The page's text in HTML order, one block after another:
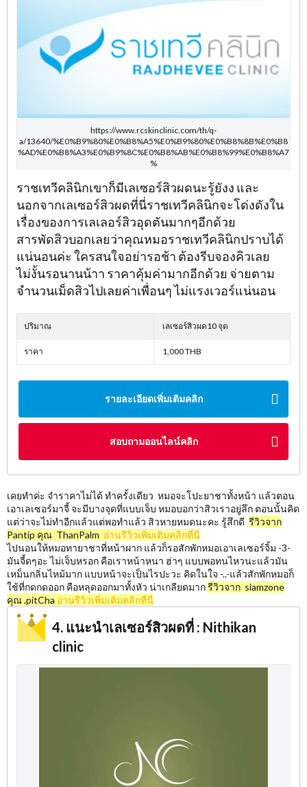
https://www.rcskinclinic.com/th/q-
a/13640/%E0%B9%80%E0%B8%A5%E0%B9%80%E0%B8%8B%E0%B8
%AD%E0%B8%A3%E0%B9%8C%E0%B8%AB%E0%B8%99%E0%B8%A7
%
ราชเทวีคลินิกเขาก็มีเลเซอร์สิวผดนะรู้ยังง และ
นอกจากเลเซอร์สิวผดที่นี่ราชเทวีคลินิกจะโด่งดังใน
เรื่องของการเลเลอร์สิวอุดตันมากๆอีกด้วย
สารพัดสิวบอกเลยว่าคุณหมอราชเทวีคลินิกปราบได้
แน่นอนค่ะ ใครสนใจอย่ารอช้า ต้องรีบจองคิวเลย
ไม่งั้นรอนานน้าา ราคาคุ้มค่ามากอีกด้วย จ่ายตาม
จำนวนเม็ดสิวไปเลยค่าเพื่อนๆ ไม่แรงเวอร์แน่นอน
ปริมาณ เลเซอร์สิวผด10 จุด
ราคา 1,000 THB
รายละเอียดเพิ่มเติมคลิก
สอบถามออนไลน์คลิก
เคยทำค่ะ จำราคาไม่ได้ ทำครั้งเดียว หมอจะโปะยาชาทั้งหน้า แล้วตอน
เอาเลเซอร์มาจี้ จะมีบางจุดที่แบบเจ็บ หมอบอกว่าสิวเราอยู่ลึก ตอนนั้นคิด
แต่ว่าจะไม่ทำอีกแล้วแต่พอทำแล้ว สิวหายหมดนะคะ รู้สึกดี รีวิวจาก
Pantip คุณ ThanPalm อ่านรีวิวเพิ่มเติมคลิกที่นี่
ไปนอนให้หมอทายาชาที่หน้าผาก แล้วก็รอสักพักหมอเอาเลเซอร์จิ้ม -3-
มันจี้ดๆอะ ไม่เจ็บหรอก คือเราหน้าหนา ฮ่าๆ แบบพอทนไหวนะแล้วมัน
เหม็นกลิ่นไหม้มาก แบบหน้าจะเป็นไรปะวะ คิดในใจ -..-แล้วสักพักหมอก็
ใช้ที่กดกดออก คือหลุดออกมาทั้งหัว น่าเกลียดมากรีวิวจาก siamzone
คุณ .pitCha อ่านรีวิวเพิ่มเติมคลิกที่นี่
4. แนะนำเลเซอร์สิวผดที่ : Nithikan
clinic